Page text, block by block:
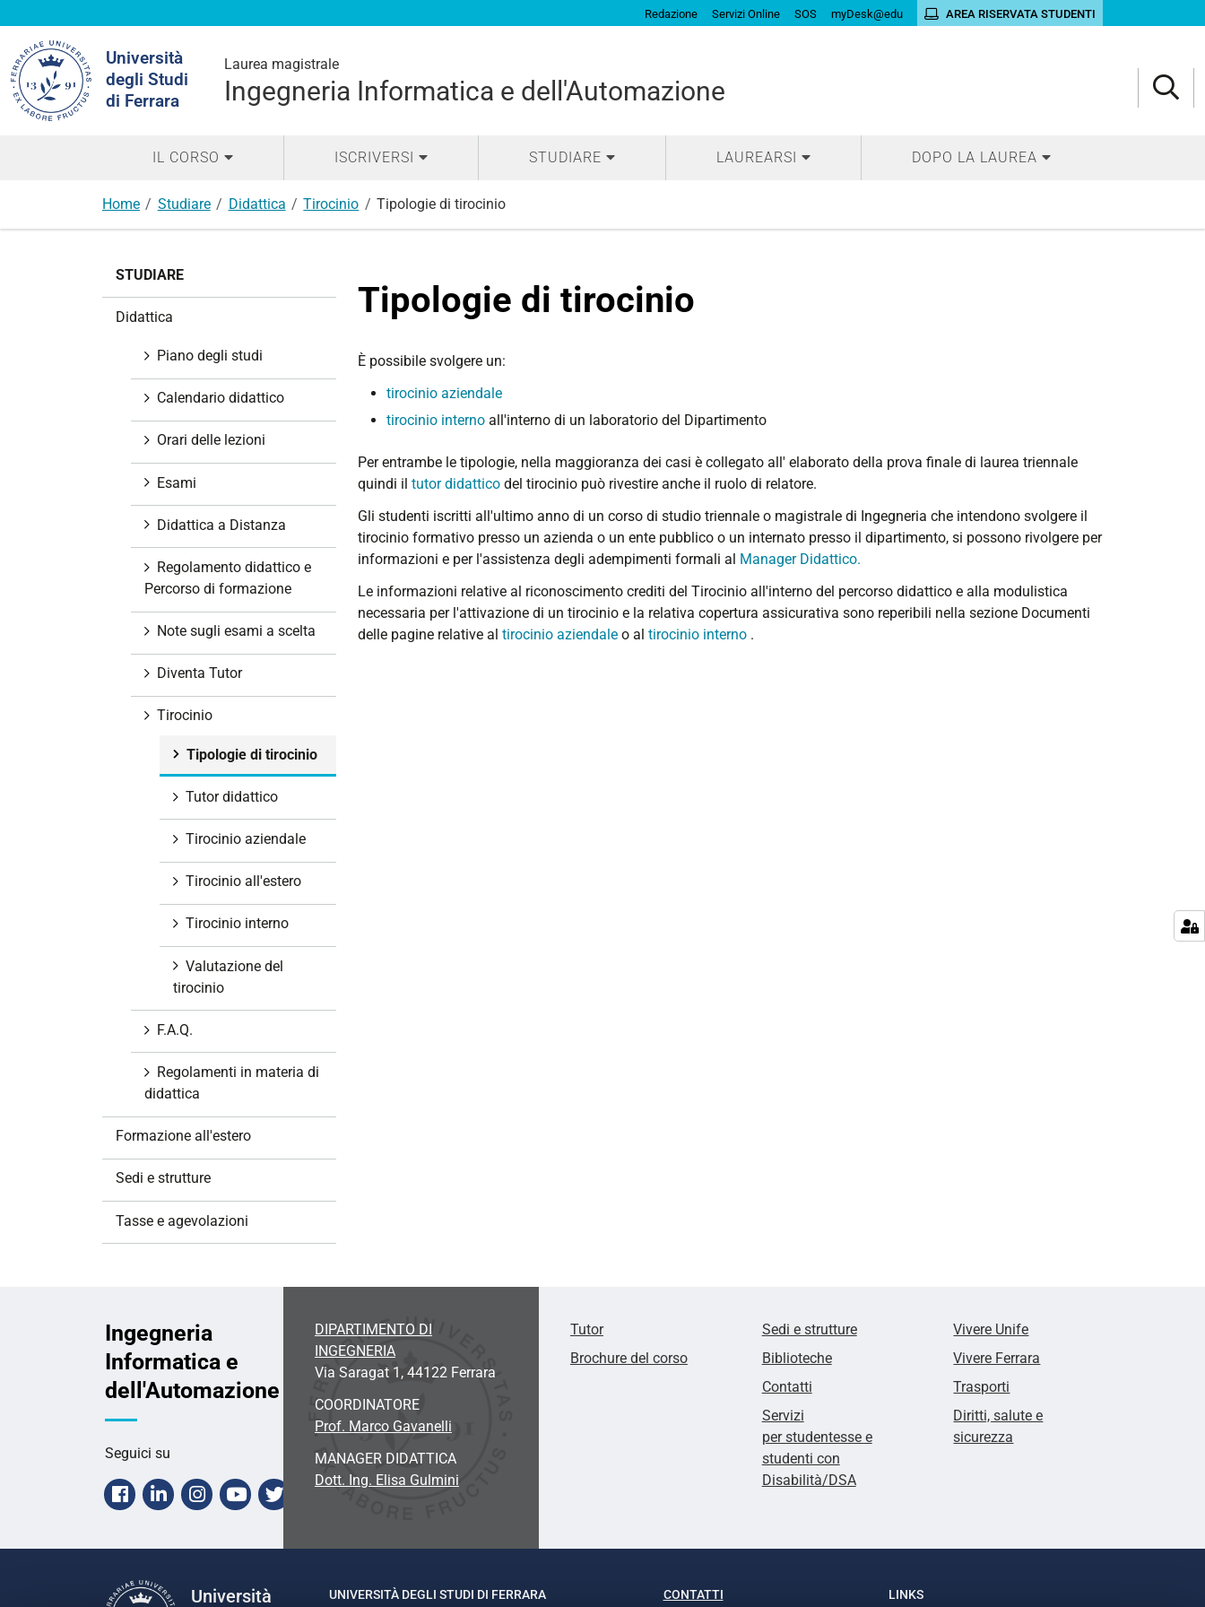
Redazione Servizi Online SOS myDesk@edu AREA RISERVATA STUDENTI
Università
degli Studi
di Ferrara
Laurea magistrale
Ingegneria Informatica e dell'Automazione
nel
sito
IL CORSO ISCRIVERSI STUDIARE LAUREARSI DOPO LA LAUREA
Home Studiare Didattica Tirocinio Tipologie di tirocinio
Tipologie di tirocinio
È possibile svolgere un:
tirocinio aziendale
tirocinio interno all'interno di un laboratorio del Dipartimento
Per entrambe le tipologie, nella maggioranza dei casi è collegato all' elaborato della prova finale di laurea triennale
quindi il tutor didattico del tirocinio può rivestire anche il ruolo di relatore.
Gli studenti iscritti all'ultimo anno di un corso di studio triennale o magistrale di Ingegneria che intendono svolgere il
tirocinio formativo presso un azienda o un ente pubblico o un internato presso il dipartimento, si possono rivolgere per
informazioni e per l'assistenza degli adempimenti formali al Manager Didattico.
Le informazioni relative al riconoscimento crediti del Tirocinio all'interno del percorso didattico e alla modulistica
necessaria per l'attivazione di un tirocinio e la relativa copertura assicurativa sono reperibili nella sezione Documenti
delle pagine relative al tirocinio aziendale o al tirocinio interno .
STUDIARE
Didattica
Piano degli studi
Calendario didattico
Orari delle lezioni
Esami
Didattica a Distanza
Regolamento didattico e
Percorso di formazione
Note sugli esami a scelta
Diventa Tutor
Tirocinio
Tipologie di tirocinio
Tutor didattico
Tirocinio aziendale
Tirocinio all'estero
Tirocinio interno
Valutazione del
tirocinio
F.A.Q.
Regolamenti in materia di
didattica
Formazione all'estero
Sedi e strutture
Tasse e agevolazioni
Ingegneria
Informatica e
dell'Automazione
Seguici su
Facebook
LinkedinInstagram
Youtube
Twitter
DIPARTIMENTO DI
INGEGNERIA
Via Saragat 1, 44122 Ferrara
COORDINATORE
Prof. Marco Gavanelli
MANAGER DIDATTICA
Dott. Ing. Elisa Gulmini
Tutor
Brochure del corso
Sedi e strutture
Biblioteche
Contatti
Servizi
per studentesse e
studenti con
Disabilità/DSA
Vivere Unife
Vivere Ferrara
Trasporti
Diritti, salute e
sicurezza
Università
UNIVERSITÀ DEGLI STUDI DI FERRARA CONTATTI LINKS